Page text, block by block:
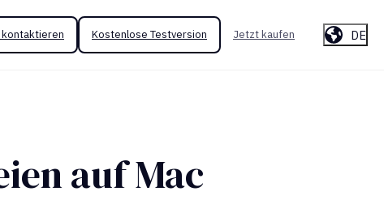
Kostenlose Testversion Jetzt kaufen DE
auf Mac